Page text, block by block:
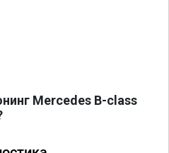
Mercedes B-class